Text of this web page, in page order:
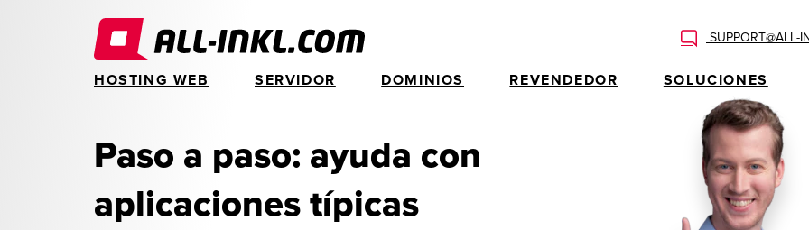
SUPPORT@ALL-
HOSTING WEB SERVIDOR DOMINIOS REVENDEDOR SOLUCIONES
Paso a paso: ayuda con
aplicaciones típicas